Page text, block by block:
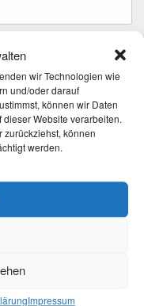
wir Technologien wie
und/oder darauf
können wir Daten
Website verarbeiten.
zurückziehst, können
werden.
Impressum